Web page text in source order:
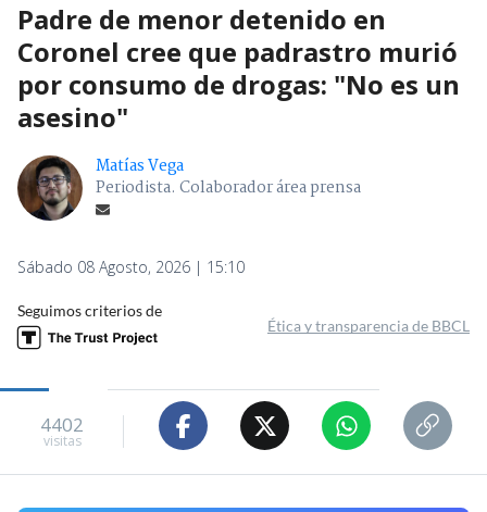
Padre de menor detenido en
Coronel cree que padrastro murió
por consumo de drogas: "No es un
asesino"
Matías Vega
Periodista. Colaborador área prensa
Sábado 08 Agosto, 2026 | 15:10
Seguimos criterios de
Ética y transparencia de BBCL
4402
visitas